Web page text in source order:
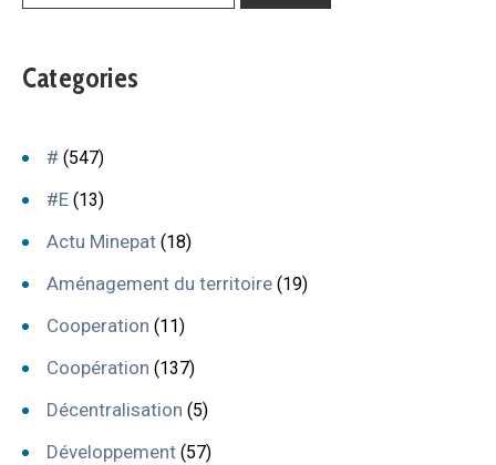
Categories
# (547)
#E (13)
Actu Minepat (18)
Aménagement du territoire (19)
Cooperation (11)
Coopération (137)
Décentralisation (5)
Développement (57)